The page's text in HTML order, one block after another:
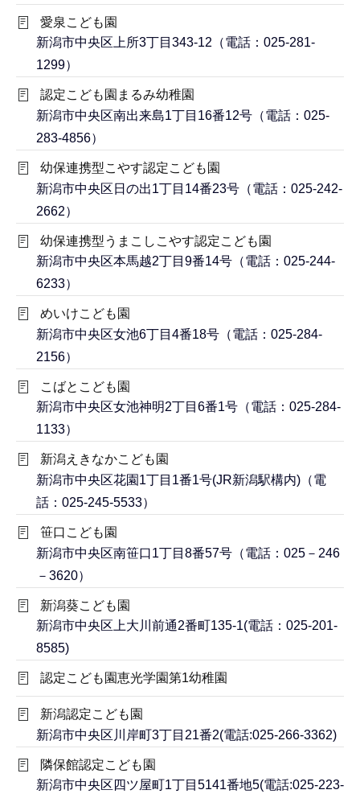
愛泉こども園
新潟市中央区上所3丁目343-12（電話：025-281-
1299）
認定こども園まるみ幼稚園
新潟市中央区南出来島1丁目16番12号（電話：025-
283-4856）
幼保連携型こやす認定こども園
新潟市中央区日の出1丁目14番23号（電話：025-242-
2662）
幼保連携型うまこしこやす認定こども園
新潟市中央区本馬越2丁目9番14号（電話：025-244-
6233）
めいけこども園
新潟市中央区女池6丁目4番18号（電話：025-284-
2156）
こばとこども園
新潟市中央区女池神明2丁目6番1号（電話：025-284-
1133）
新潟えきなかこども園
新潟市中央区花園1丁目1番1号(JR新潟駅構内)（電
話：025-245-5533）
笹口こども園
新潟市中央区南笹口1丁目8番57号（電話：025－246
－3620）
新潟葵こども園
新潟市中央区上大川前通2番町135-1(電話：025-201-
8585)
認定こども園恵光学園第1幼稚園
新潟認定こども園
新潟市中央区川岸町3丁目21番2(電話:025-266-3362)
隣保館認定こども園
新潟市中央区四ツ屋町1丁目5141番地5(電話:025-223-